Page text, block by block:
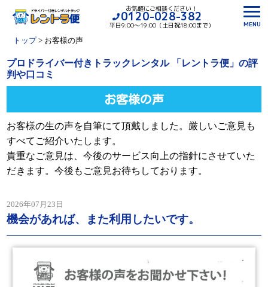
お気軽にご相談ください！
0120-028-382
平日9:00〜19:00（土日祝18:00まで）
MENU
トップ> お客様の声
プロドライバー付きトラックレンタル 「レントラ便」の評
判や口コミ
お客様の声
お客様の生の声を自筆にて頂戴しました。厳しいご意見も
すべてご紹介いたします。
貴重なご意見は、今後のサービス向上の指針にさせていた
だきます。今後もご意見お待ちしております。
2026年07月23日
機会があれば、また利用したいです。